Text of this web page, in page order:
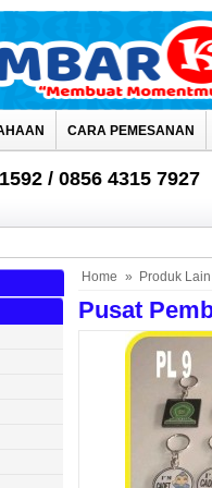
CARA PEMESANAN
/ 0856 4315 7927
Home » Produk
Pusat